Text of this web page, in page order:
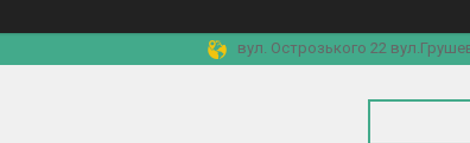
вул. Острозького 22